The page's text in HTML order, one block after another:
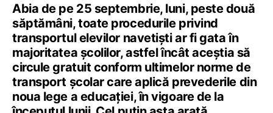
Abia de pe 25 septembrie, luni, peste două
săptămâni, toate procedurile privind
transportul elevilor navetiști ar fi gata în
majoritatea școlilor, astfel încât aceștia să
circule gratuit conform ultimelor norme de
transport școlar care aplică prevederile din
noua lege a educației, în vigoare de la